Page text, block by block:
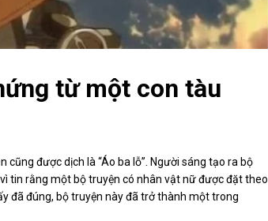
từ một con tàu
được dịch là “Áo ba lỗ”. Người sáng tạo ra bộ
tin rằng một bộ truyện có nhân vật nữ được đặt theo
đã đúng, bộ truyện này đã trở thành một trong